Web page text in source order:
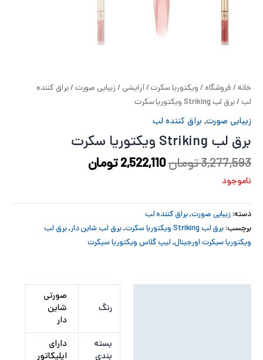
خانه/فروشگاه/ویکتوریا سکرت/آرایشی/زیبایی صورت/براق کننده
لب/ برق لب Striking ویکتوریا سکرت
زیبایی صورت, براق کننده لب
برق لب Striking ویکتوریا سکرت
3,277,593تومان2,522,110تومان
ناموجود
دسته:زیبایی صورت,براق کننده لب
برچسب:برق لب Striking ویکتوریا سکرت ,برق لب شاین دار,برق لب
ویکتوریا سیکرت اورجینال,لیپ گلاس ویکتوریا سیکرت
رنگ
صورتی
شاین
دار
بسته
بندی
دارای
اپلیکاتور